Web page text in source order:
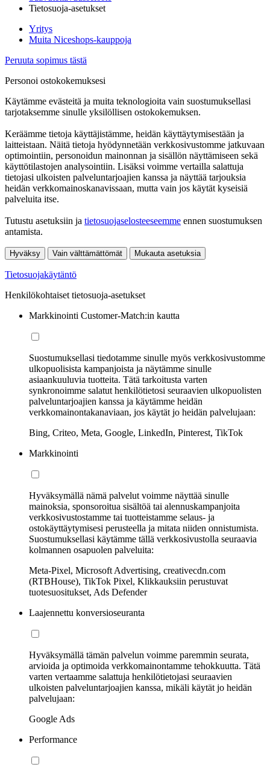
Tietosuoja-asetukset
Yritys
Muita Niceshops-kauppoja
Peruuta sopimus tästä
Personoi ostokokemuksesi
Käytämme evästeitä ja muita teknologioita vain suostumuksellasi
tarjotaksemme sinulle yksilöllisen ostokokemuksen.
Keräämme tietoja käyttäjistämme, heidän käyttäytymisestään ja
laitteistaan. Näitä tietoja hyödynnetään verkkosivustomme jatkuvaan
optimointiin, personoidun mainonnan ja sisällön näyttämiseen sekä
käyttötilastojen analysointiin. Lisäksi voimme vertailla salattuja
tietojasi ulkoisten palveluntarjoajien kanssa ja näyttää tarjouksia
heidän verkkomainoskanavissaan, mutta vain jos käytät kyseisiä
palveluita itse.
Tutustu asetuksiin ja tietosuojaselosteeseemme ennen suostumuksen
antamista.
Hyväksy Vain välttämättömät Mukauta asetuksia
Tietosuojakäytäntö
Henkilökohtaiset tietosuoja-asetukset
Markkinointi Customer-Match:in kautta
Suostumuksellasi tiedotamme sinulle myös verkkosivustomme
ulkopuolisista kampanjoista ja näytämme sinulle
asiaankuuluvia tuotteita. Tätä tarkoitusta varten
synkronoimme salatut henkilötietosi seuraavien ulkopuolisten
palveluntarjoajien kanssa ja käytämme heidän
verkkomainontakanaviaan, jos käytät jo heidän palvelujaan:
Bing, Criteo, Meta, Google, LinkedIn, Pinterest, TikTok
Markkinointi
Hyväksymällä nämä palvelut voimme näyttää sinulle
mainoksia, sponsoroitua sisältöä tai alennuskampanjoita
verkkosivustostamme tai tuotteistamme selaus- ja
ostokäyttäytymisesi perusteella ja mitata niiden onnistumista.
Suostumuksellasi käytämme tällä verkkosivustolla seuraavia
kolmannen osapuolen palveluita:
Meta-Pixel, Microsoft Advertising, creativecdn.com
(RTBHouse), TikTok Pixel, Klikkauksiin perustuvat
tuotesuositukset, Ads Defender
Laajennettu konversioseuranta
Hyväksymällä tämän palvelun voimme paremmin seurata,
arvioida ja optimoida verkkomainontamme tehokkuutta. Tätä
varten vertaamme salattuja henkilötietojasi seuraavien
ulkoisten palveluntarjoajien kanssa, mikäli käytät jo heidän
palvelujaan:
Google Ads
Performance